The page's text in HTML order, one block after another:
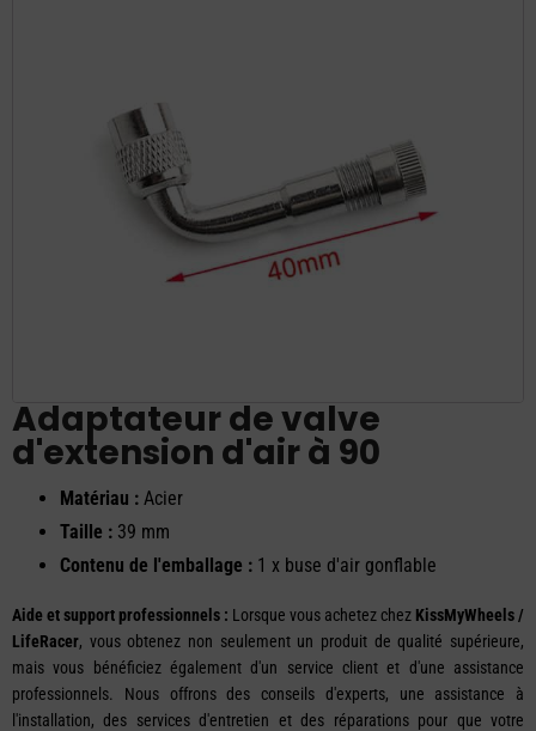
Adaptateur de valve
d'extension d'air à 90
Matériau : Acier
Taille : 39 mm
Contenu de l'emballage : 1 x buse d'air gonflable
Aide et support professionnels : Lorsque vous achetez chez KissMyWheels /
LifeRacer, vous obtenez non seulement un produit de qualité supérieure,
mais vous bénéficiez également d'un service client et d'une assistance
professionnels. Nous offrons des conseils d'experts, une assistance à
l'installation, des services d'entretien et des réparations pour que votre